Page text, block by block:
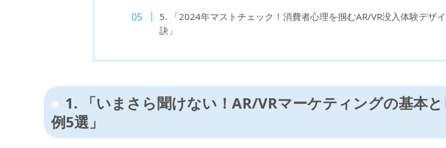
5. 「2024年マストチェック！消費者心理を掴むAR/VR没入体験デザ
訣」
1. 「いまさら聞けない！AR/VRマーケティングの基本
例5選」